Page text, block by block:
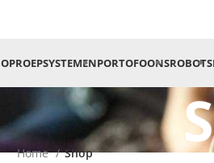
OPROEPSYSTEMENPORTOFOONSROBOTS
Home Shop